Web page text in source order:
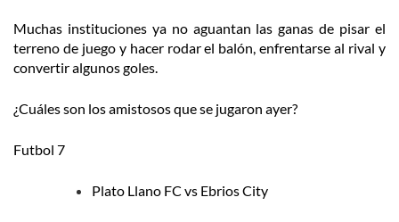
Muchas instituciones ya no aguantan las ganas de pisar el
terreno de juego y hacer rodar el balón, enfrentarse al rival y
convertir algunos goles.
¿Cuáles son los amistosos que se jugaron ayer?
Futbol 7
Plato Llano FC vs Ebrios City